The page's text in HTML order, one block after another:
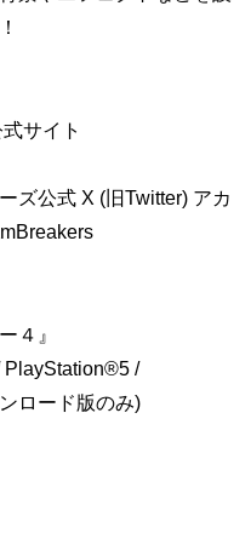
サイト
ズ公式 X (旧Twitter) アカ
４』
/
ロード版のみ)